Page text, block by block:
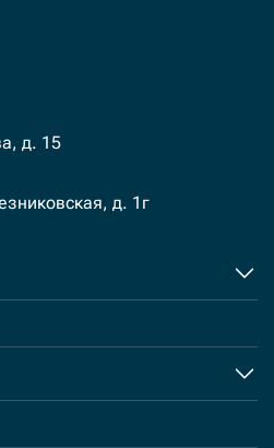
д. 15
д. 1г